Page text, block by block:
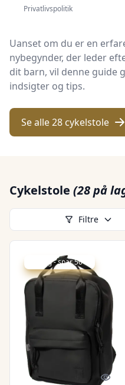
til cykelstole, er du
Uanset om du er en
nybegynder, der leder
dit barn, vil denne guide
indsigter og tips.
Se alle 28 cykelstole
Cykelstole (28 på
Filtre
Udsalg - spar 50 %
Privatlivspolitik